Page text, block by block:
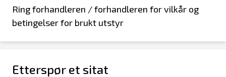
Ring forhandleren / forhandleren for vilkår og
betingelser for brukt utstyr
Etterspør et sitat